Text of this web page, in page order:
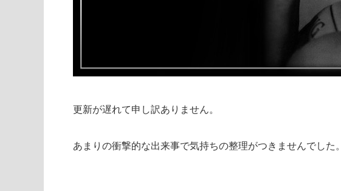
更新が遅れて申し訳ありません。
あまりの衝撃的な出来事で気持ちの整理がつきませんでした。